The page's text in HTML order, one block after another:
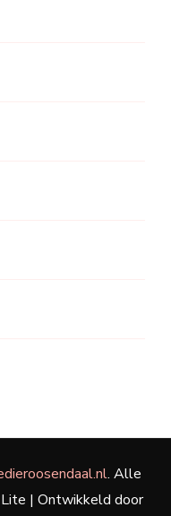
. Alle
Lite | Ontwikkeld door